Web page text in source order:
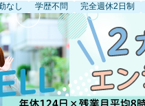
なし 学歴不問 完全週休2日制